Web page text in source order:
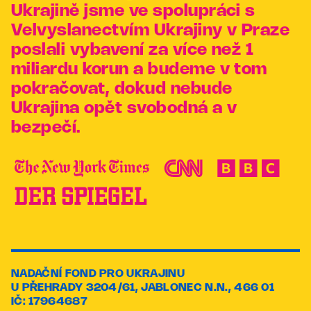
Ukrajině jsme ve spolupráci s
Velvyslanectvím Ukrajiny v Praze
poslali vybavení za více než 1
miliardu korun a budeme v tom
pokračovat, dokud nebude
Ukrajina opět svobodná a v
bezpečí.
NADAČNÍ FOND PRO UKRAJINU
U PŘEHRADY 3204/61, JABLONEC N.N., 466 01
IČ: 17964687